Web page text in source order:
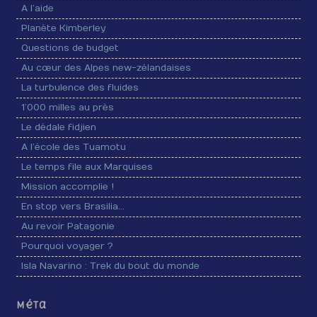
A l’aide
Planète Kimberley
Questions de budget
Au cœur des Alpes new-zélandaises
La turbulence des fluides
1’000 milles au près
Le dédale fidjien
A l’école des Tuamotu
Le temps file aux Marquises
Mission accomplie !
En stop vers Brasilia…
Au revoir Patagonie
Pourquoi voyager ?
Isla Navarino : Trek du bout du monde
Méta